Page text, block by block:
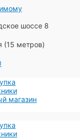
шоссе 8
(15 метров)
магазин